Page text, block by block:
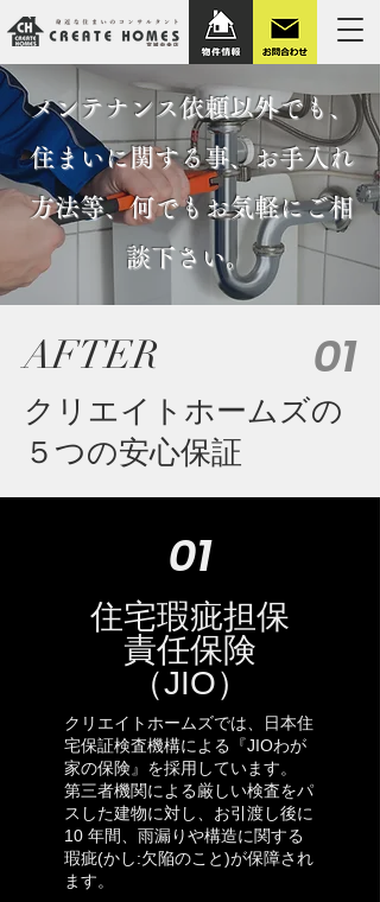
メンテナンス依頼以外でも、
住まいに関する事、お手入れ
方法等、何でもお気軽にご相
談下さい。
AFTER 01
クリエイトホームズの
５つの安心保証
01
住宅瑕疵担保
責任保険
（JIO）
クリエイトホームズでは、日本住
宅保証検査機構による『JIOわが
家の保険』を採用しています。
第三者機関による厳しい検査をパ
スした建物に対し、お引渡し後に
10 年間、雨漏りや構造に関する
瑕疵(かし:欠陥のこと)が保障され
ます。